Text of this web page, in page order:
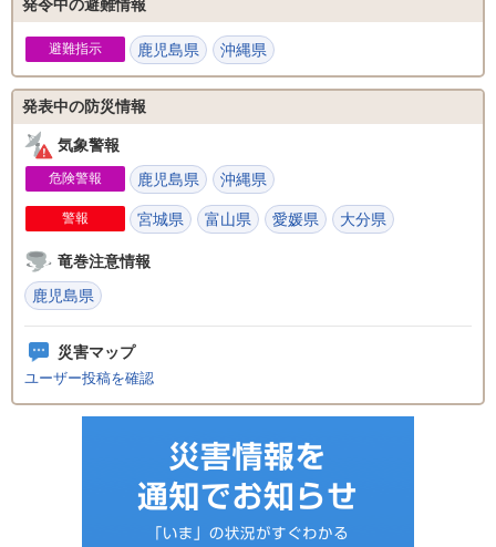
発令中の避難情報
避難指示 鹿児島県 沖縄県
発表中の防災情報
気象警報
危険警報 鹿児島県 沖縄県
警報 宮城県 富山県 愛媛県 大分県
竜巻注意情報
鹿児島県
災害マップ
ユーザー投稿を確認